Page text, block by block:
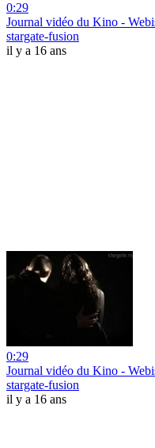
0:29
Journal vidéo du Kino -
stargate-fusion
il y a 16 ans
0:29
Journal vidéo du Kino -
stargate-fusion
il y a 16 ans